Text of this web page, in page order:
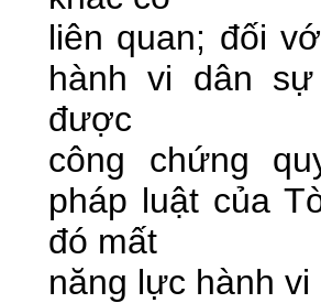
liên quan; đối
hành vi dân
được
công chứng
pháp luật của
đó mất
năng lực hành